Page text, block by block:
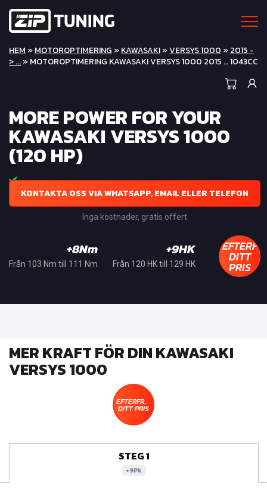
HEM »MOTOROPTIMERING »KAWASAKI»VERSYS 1000 »2015 -
> ...» MOTOROPTIMERING KAWASAKI VERSYS 1000 2015 … 1043CC
MORE POWER FOR YOUR
KAWASAKI VERSYS 1000
(120 HP)
KONTAKTA OSS VIA WHATSAPP, EMAIL ELLER TELEFON
Inga kostnader, gratis offert
+8Nm
Från 103 Nm till 111 Nm
+9HK
Från 120 HK till 129 HK DITT
PRIS
MER KRAFT FÖR DIN KAWASAKI
VERSYS 1000
EFTERFRÅGA
DITT PRIS
STEG 1
+9Pk